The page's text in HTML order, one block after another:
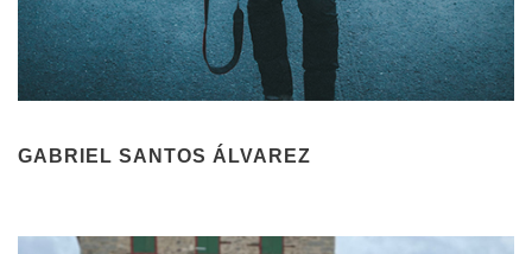
GABRIEL SANTOS ÁLVAREZ